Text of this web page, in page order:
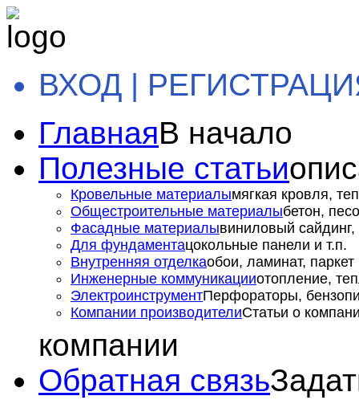
ВХОД |
ГлавнаяВ начало
Полезные статьи
Кровельные материалымягкая кровля,
Общестроительные материалыбетон,
Фасадные материалывиниловый сайдинг,
Для фундаментацокольные панели и т.п.
Внутренняя отделкаобои, ламинат, паркет
Инженерные коммуникацииотопление,
ЭлектроинструментПерфораторы,
Компании производителиСтатьи о
компании
Обратная связь